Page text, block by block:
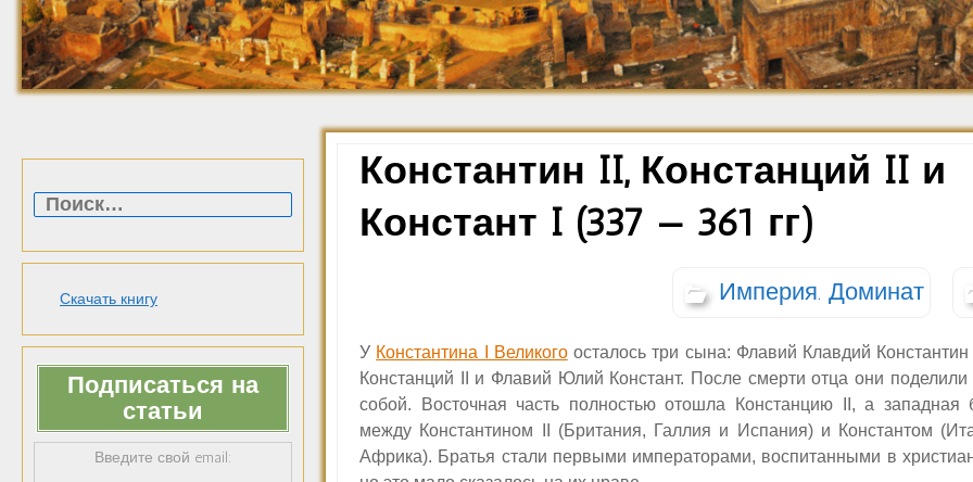
Средневековье
Возрождение и
Барокко
Скачать книгу
Подписаться на
статьи
Введите свой email:
Константин II, Констанций II и
Констант I (337 — 361 гг)
Империя. Доминат
У Константина I Великогоосталось три сына: Флавий Клавдий Константин
Констанций
и Флавий Юлий Констант. После смерти отца они
собой. Восточная часть полностью отошла Констанцию
II,а западная
между Константином
(Британия, Галлия и Испания) и Константом
Африка). Братья стали первыми императорами, воспитанными в